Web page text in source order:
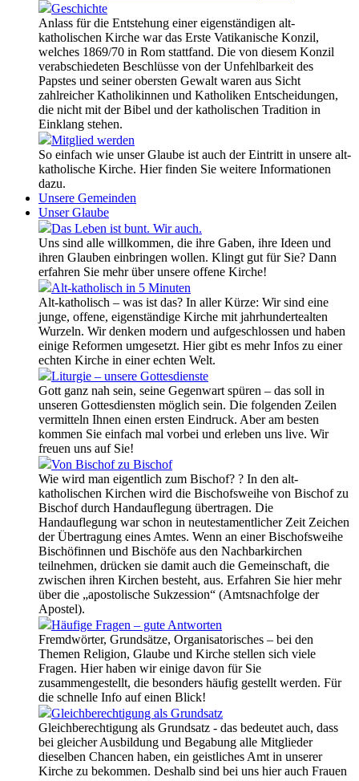
Geschichte
Anlass für die Entstehung einer eigenständigen alt-
katholischen Kirche war das Erste Vatikanische Konzil,
welches 1869/70 in Rom stattfand. Die von diesem Konzil
verabschiedeten Beschlüsse von der Unfehlbarkeit des
Papstes und seiner obersten Gewalt waren aus Sicht
zahlreicher Katholikinnen und Katholiken Entscheidungen,
die nicht mit der Bibel und der katholischen Tradition in
Einklang stehen.
Mitglied werden
So einfach wie unser Glaube ist auch der Eintritt in unsere alt-
katholische Kirche. Hier finden Sie weitere Informationen
dazu.
Unsere Gemeinden
Unser Glaube
Das Leben ist bunt. Wir auch.
Uns sind alle willkommen, die ihre Gaben, ihre Ideen und
ihren Glauben einbringen wollen. Klingt gut für Sie? Dann
erfahren Sie mehr über unsere offene Kirche!
Alt-katholisch in 5 Minuten
Alt-katholisch – was ist das? In aller Kürze: Wir sind eine
junge, offene, eigenständige Kirche mit jahrhundertealten
Wurzeln. Wir denken modern und aufgeschlossen und haben
einige Reformen umgesetzt. Hier gibt es mehr Infos zu einer
echten Kirche in einer echten Welt.
Liturgie – unsere Gottesdienste
Gott ganz nah sein, seine Gegenwart spüren – das soll in
unseren Gottesdiensten möglich sein. Die folgenden Zeilen
vermitteln Ihnen einen ersten Eindruck. Aber am besten
kommen Sie einfach mal vorbei und erleben uns live. Wir
freuen uns auf Sie!
Von Bischof zu Bischof
Wie wird man eigentlich zum Bischof? ? In den alt-
katholischen Kirchen wird die Bischofsweihe von Bischof zu
Bischof durch Handauflegung übertragen. Die
Handauflegung war schon in neutestamentlicher Zeit Zeichen
der Übertragung eines Amtes. Wenn an einer Bischofsweihe
Bischöfinnen und Bischöfe aus den Nachbarkirchen
teilnehmen, drücken sie damit auch die Gemeinschaft, die
zwischen ihren Kirchen besteht, aus. Erfahren Sie hier mehr
über die „apostolische Sukzession“ (Amtsnachfolge der
Apostel).
Häufige Fragen – gute Antworten
Fremdwörter, Grundsätze, Organisatorisches – bei den
Themen Religion, Glaube und Kirche stellen sich viele
Fragen. Hier haben wir einige davon für Sie
zusammengestellt, die besonders häufig gestellt werden. Für
die schnelle Info auf einen Blick!
Gleichberechtigung als Grundsatz
Gleichberechtigung als Grundsatz - das bedeutet auch, dass
bei gleicher Ausbildung und Begabung alle Mitglieder
dieselben Chancen haben, ein geistliches Amt in unserer
Kirche zu bekommen. Deshalb sind bei uns hier auch Frauen